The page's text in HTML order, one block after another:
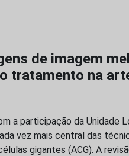
de imagem
tratamento na
a participação da Unidade
vez mais central das
gigantes (ACG). A